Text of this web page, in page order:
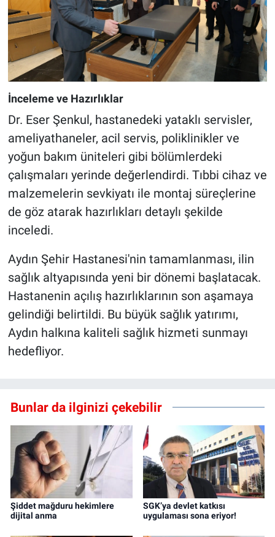
İnceleme ve Hazırlıklar
Dr. Eser Şenkul, hastanedeki yataklı servisler,
ameliyathaneler, acil servis, poliklinikler ve
yoğun bakım üniteleri gibi bölümlerdeki
çalışmaları yerinde değerlendirdi. Tıbbi cihaz ve
malzemelerin sevkiyatı ile montaj süreçlerine
de göz atarak hazırlıkları detaylı şekilde
inceledi.
Aydın Şehir Hastanesi'nin tamamlanması, ilin
sağlık altyapısında yeni bir dönemi başlatacak.
Hastanenin açılış hazırlıklarının son aşamaya
gelindiği belirtildi. Bu büyük sağlık yatırımı,
Aydın halkına kaliteli sağlık hizmeti sunmayı
hedefliyor.
Bunlar da ilginizi çekebilir
Şiddet mağduru hekimlere
dijital anma
SGK’ya devlet katkısı
uygulaması sona eriyor!